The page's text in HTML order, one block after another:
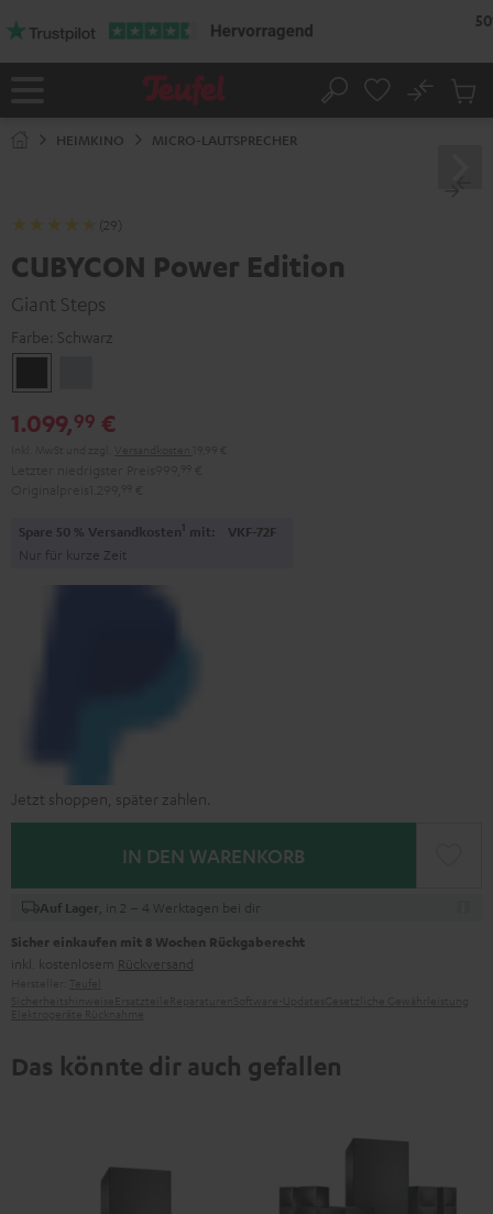
Startseite Suche
No
HEIMKINO MICRO-LAUTSPRECHER
(29)
CUBYCON Power Edition
Giant Steps
Farbe: Schwarz
1.099,99 €
Spare 50 % Versandkosten1 mit: VKF-72F
Nur für kurze Zeit
Jetzt shoppen, später zahlen.
IN DEN WARENKORB
Auf Lager , in 2 – 4 Werktagen bei dir
Sicher einkaufen mit 8 Wochen Rückgaberecht
inkl. kostenlosem Rückversand
Das könnte dir auch gefallen